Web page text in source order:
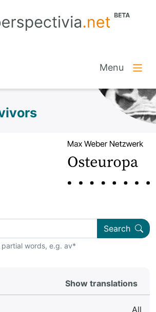
Menu
Search
words, e.g. av*
Show translations
All